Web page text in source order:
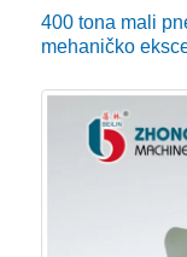
400 tona mali
mehaničko